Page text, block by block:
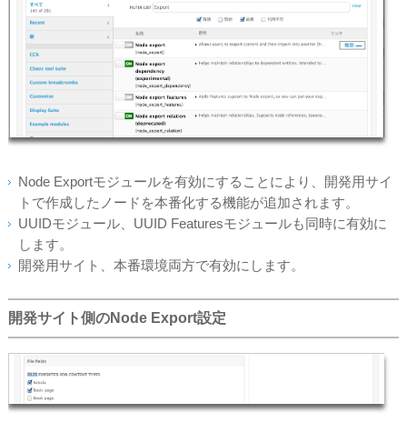
Node Exportモジュールを有効にすることにより、開発用サイ
トで作成したノードを本番化する機能が追加されます。
UUIDモジュール、UUID Featuresモジュールも同時に有効に
します。
開発用サイト、本番環境両方で有効にします。
開発サイト側のNode Export設定